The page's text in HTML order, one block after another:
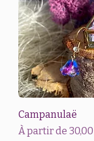
Campanulaë
À partir de
Prix